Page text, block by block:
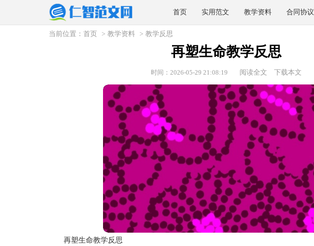
首页 实用范文 教学资料 合同协议
当前位置： 首页 > 教学资料 > 教学反思
再塑生命教学反思
时间：2026-05-29 21:08:19 阅读全文 下载本文
再塑生命教学反思